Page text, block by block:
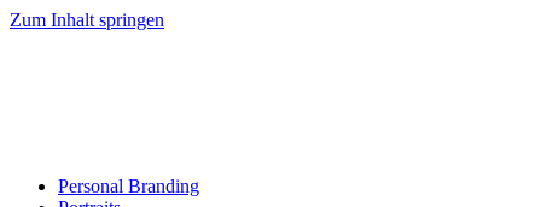
Zum Inhalt springen
Personal Branding